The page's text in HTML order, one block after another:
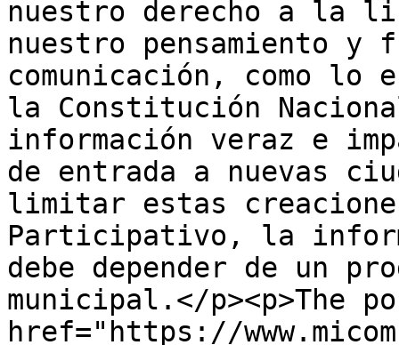
nuestro derecho a la
nuestro pensamiento y
comunicación, como
la Constitución
información veraz e
de entrada a nuevas
limitar estas
Participativo, la
debe depender de un
municipal.</p><p>The
href="https://